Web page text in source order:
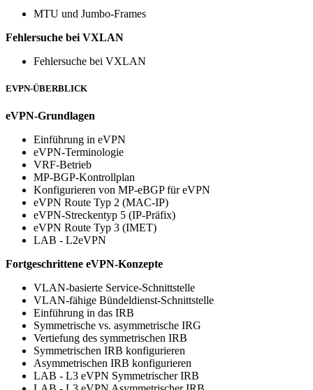
MTU und Jumbo-Frames
Fehlersuche bei VXLAN
Fehlersuche bei VXLAN
EVPN-ÜBERBLICK
eVPN-Grundlagen
Einführung in eVPN
eVPN-Terminologie
VRF-Betrieb
MP-BGP-Kontrollplan
Konfigurieren von MP-eBGP für eVPN
eVPN Route Typ 2 (MAC-IP)
eVPN-Streckentyp 5 (IP-Präfix)
eVPN Route Typ 3 (IMET)
LAB - L2eVPN
Fortgeschrittene eVPN-Konzepte
VLAN-basierte Service-Schnittstelle
VLAN-fähige Bündeldienst-Schnittstelle
Einführung in das IRB
Symmetrische vs. asymmetrische IRG
Vertiefung des symmetrischen IRB
Symmetrischen IRB konfigurieren
Asymmetrischen IRB konfigurieren
LAB - L3 eVPN Symmetrischer IRB